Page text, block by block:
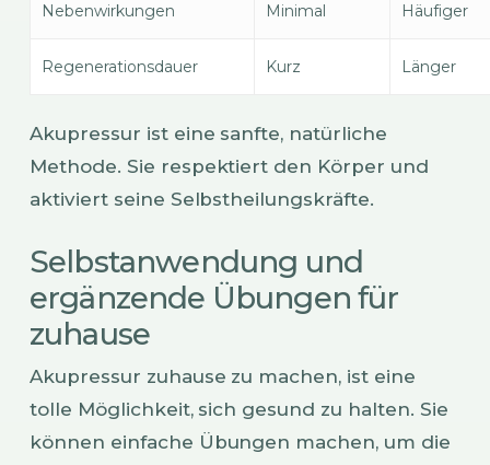
Nebenwirkungen Minimal Häufiger
Regenerationsdauer Kurz Länger
Akupressur ist eine sanfte, natürliche
Methode. Sie respektiert den Körper und
aktiviert seine Selbstheilungskräfte.
Selbstanwendung und
ergänzende Übungen für
zuhause
Akupressur zuhause zu machen, ist eine
tolle Möglichkeit, sich gesund zu halten. Sie
können einfache Übungen machen, um die